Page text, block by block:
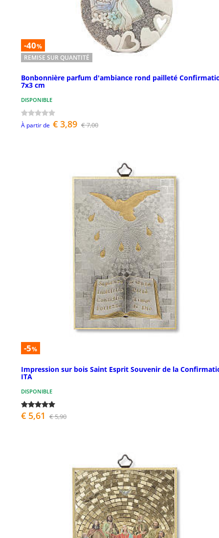
-40%
REMISE SUR QUANTITÉ
Bonbonnière parfum d'ambiance rond pailleté
7x3 cm
DISPONIBLE
À partir de € 3,89 € 7,00
-5%
Impression sur bois Saint Esprit Souvenir de la
ITA
DISPONIBLE
€ 5,61 € 5,90